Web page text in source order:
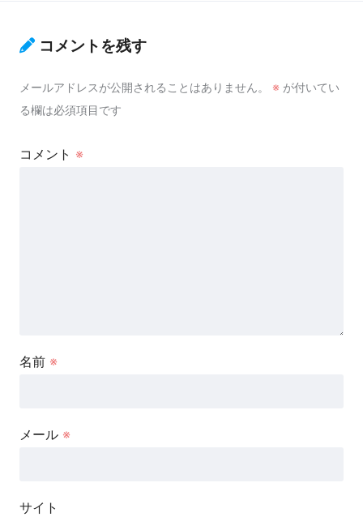
コメントを残す
メールアドレスが公開されることはありません。 ※ が付いてい
る欄は必須項目です
コメント ※
名前 ※
メール ※
サイト